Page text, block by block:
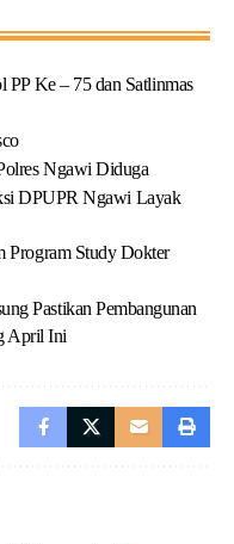
Ke – 75 dan Satlinmas
Ngawi Diduga
DPUPR Ngawi Layak
Program Study Dokter
Pastikan Pembangunan
April Ini